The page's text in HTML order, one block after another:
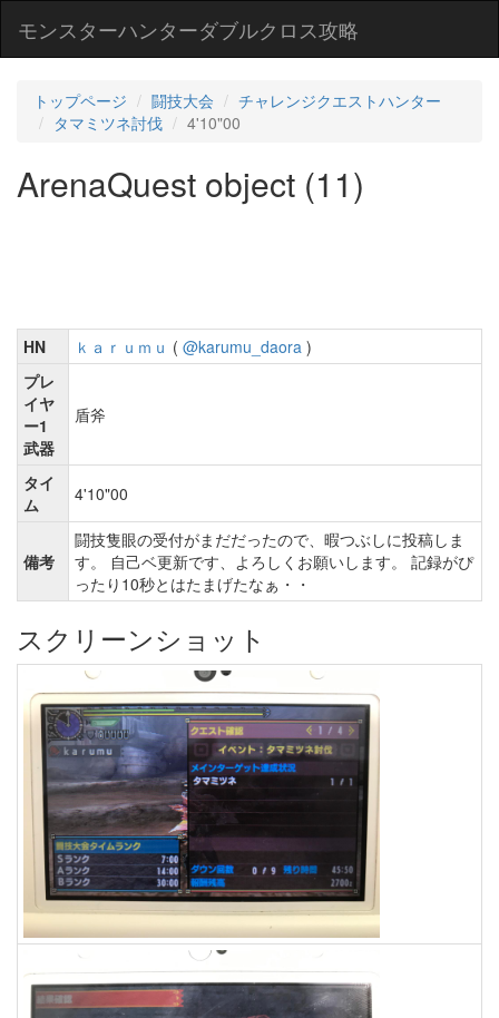
モンスターハンターダブルクロス攻略
トップページ 闘技大会
チャレンジクエストハンター
タマミツネ討伐
4'10"00
ArenaQuest object (11)
HN ｋａｒｕｍｕ ( @karumu_daora )
プレ
イヤ
ー1
武器
盾斧
タイ
ム
4'10"00
備考
闘技隻眼の受付がまだだったので、暇つぶしに投稿しま
す。 自己ベ更新です、よろしくお願いします。 記録がぴ
ったり10秒とはたまげたなぁ・・
スクリーンショット